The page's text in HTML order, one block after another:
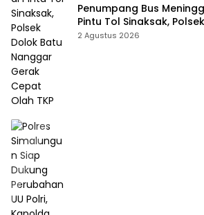
Penumpang Bus
Pintu Tol Sinaksak,
Nanggar Gerak Cepat
2 Agustus 2026